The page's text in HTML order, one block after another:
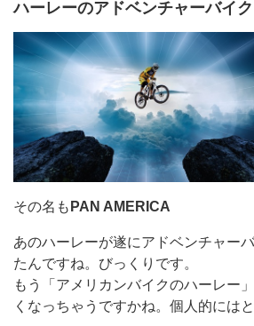
ハーレーのアドベンチャーバイ
その名も PAN AMERICA
あのハーレーが遂にアドベンチャー
たんですね。びっくりです。
もう「アメリカンバイクのハーレー
くなっちゃうですかね。個人的には